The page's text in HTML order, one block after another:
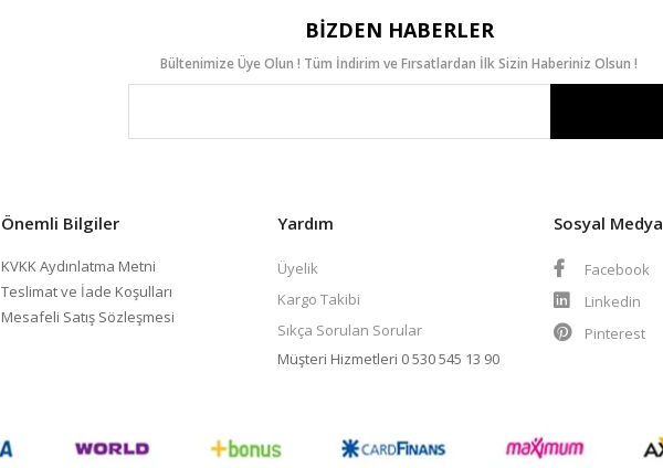
BIZDEN HABERLER
Bültenimize Üye Olun ! Tüm İndirim ve Fırsatlardan İlk Sizin Haberiniz Olsun !
Önemli Bilgiler
KVKK Aydınlatma Metni
Teslimat ve İade Koşulları
Mesafeli Satış Sözleşmesi
Yardım
Üyelik
Kargo Takibi
Sıkça Sorulan Sorular
Müşteri Hizmetleri 0 530 545 13 90
Sosyal Medya
Facebook
Linkedin
Pinterest